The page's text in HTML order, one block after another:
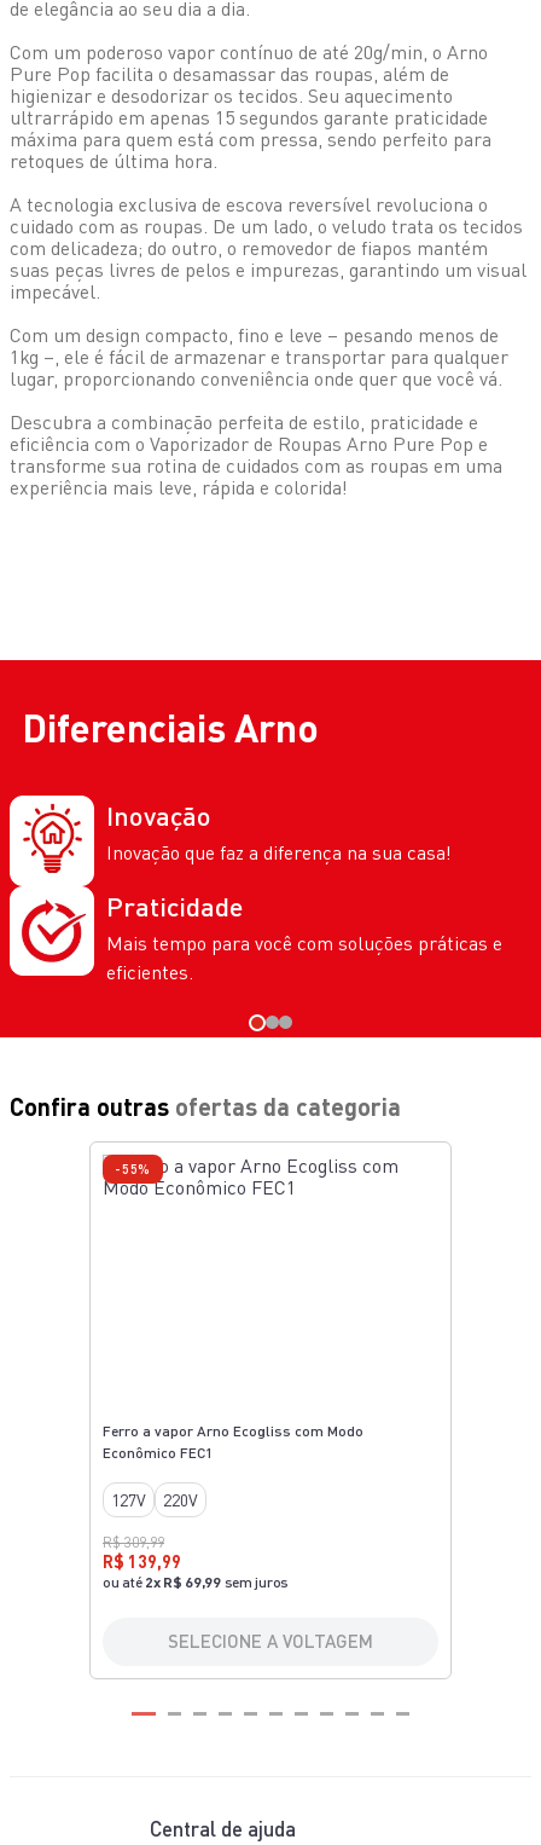
de elegância ao seu dia a dia.
Com um poderoso vapor contínuo de até 20g/min, o Arno
Pure Pop facilita o desamassar das roupas, além de
higienizar e desodorizar os tecidos. Seu aquecimento
ultrarrápido em apenas 15 segundos garante praticidade
máxima para quem está com pressa, sendo perfeito para
retoques de última hora.
A tecnologia exclusiva de escova reversível revoluciona o
cuidado com as roupas. De um lado, o veludo trata os tecidos
com delicadeza; do outro, o removedor de fiapos mantém
suas peças livres de pelos e impurezas, garantindo um visual
impecável.
Com um design compacto, fino e leve – pesando menos de
1kg –, ele é fácil de armazenar e transportar para qualquer
lugar, proporcionando conveniência onde quer que você vá.
Descubra a combinação perfeita de estilo, praticidade e
eficiência com o Vaporizador de Roupas Arno Pure Pop e
transforme sua rotina de cuidados com as roupas em uma
experiência mais leve, rápida e colorida!
DiferenciaisArno
Inovação
Inovação que faz a diferença na sua casa!
Praticidade
Mais tempo para você com soluções práticas e
eficientes.
Confira outras ofertas da categoria
-55%
Ferro a vapor Arno Ecogliss com Modo
Econômico FEC1
127V 220V
R$ 309,99
R$ 139,99
ou até 2x R$ 69,99 sem juros
SELECIONE A VOLTAGEM
Central de ajuda